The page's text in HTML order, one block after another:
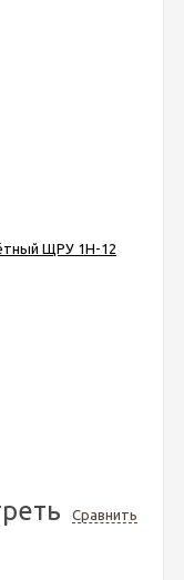
ЩРУ 1Н-12
Сравнить